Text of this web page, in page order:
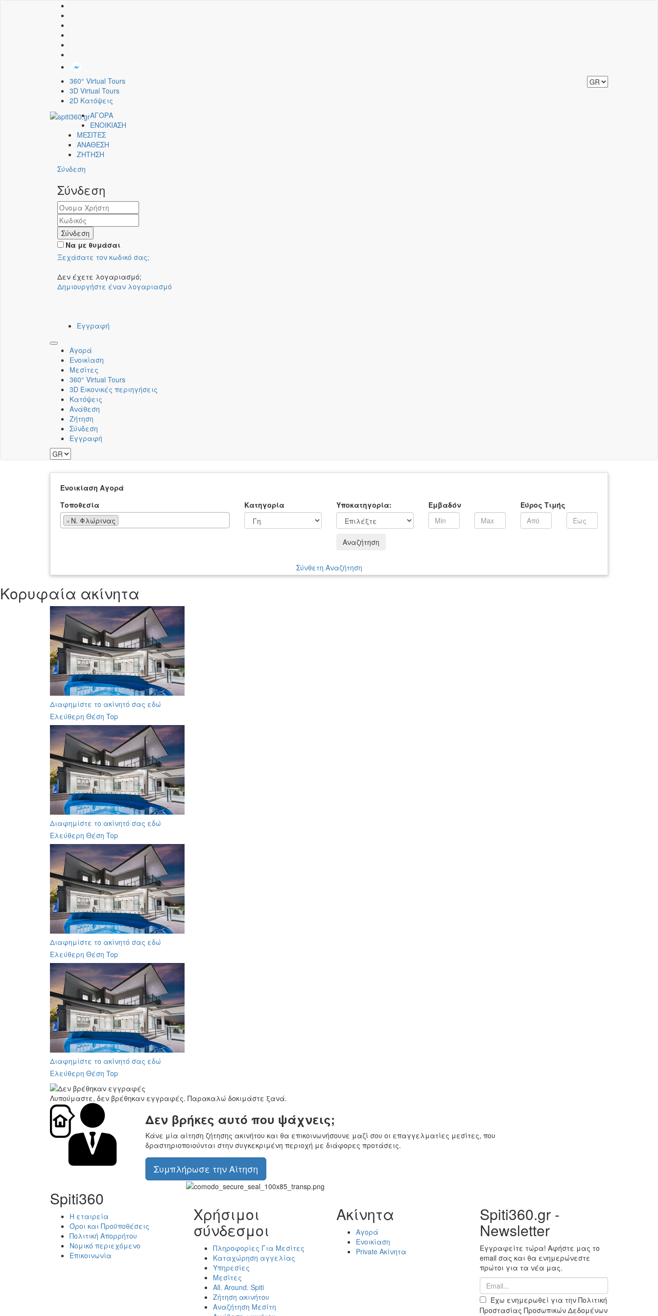
360° Virtual Tours
3D Virtual Tours
2D Κατόψεις
ΑΓΟΡΑ
ΕΝΟΙΚΙΑΣΗ
ΜΕΣΙΤΕΣ
ΑΝΑΘΕΣΗ
ΖΗΤΗΣΗ
Σύνδεση
Σύνδεση
Σύνδεση
Να με θυμάσαι
Ξεχάσατε τον κωδικό σας;
Δεν έχετε λογαριασμό;
Δημιουργήστε έναν λογαριασμό
Εγγραφή
Toggle
navigation
Αγορά
Ενοικίαση
Μεσίτες
360° Virtual Tours
3D Εικονικές περιηγήσεις
Κατόψεις
Ανάθεση
Ζήτηση
Σύνδεση
Εγγραφή
Ενοικίαση Αγορά
Τοποθεσία
× Ν. Φλώρινας
Κατηγορία Υποκατηγορία: Εμβαδόν Εύρος Τιμής
Αναζήτηση
Σύνθετη Αναζήτηση
Κορυφαία ακίνητα
Διαφημίστε το ακίνητό σας εδώ
Ελεύθερη Θέση Top
Διαφημίστε το ακίνητό σας εδώ
Ελεύθερη Θέση Top
Διαφημίστε το ακίνητό σας εδώ
Ελεύθερη Θέση Top
Διαφημίστε το ακίνητό σας εδώ
Ελεύθερη Θέση Top
Λυπούμαστε, δεν βρέθηκαν εγγραφές. Παρακαλώ δοκιμάστε ξανά.
Δεν βρήκες αυτό που ψάχνεις;
Κάνε μία αίτηση ζήτησης ακινήτου και θα επικοινωνήσουνε μαζί σου οι επαγγελματίες μεσίτες, που
δραστηριοποιούνται στην συγκεκριμένη περιοχή με διάφορες προτάσεις.
Συμπλήρωσε την Αίτηση
Spiti360
Η εταιρεία
Όροι και Προϋποθέσεις
Πολιτική Απορρήτου
Νομικό περιεχόμενο
Επικοινωνία
Χρήσιμοι
σύνδεσμοι
Πληροφορίες Για Μεσίτες
Καταχώρηση αγγελίας
Υπηρεσίες
Μεσίτες
All. Around. Spiti
Ζήτηση ακινήτου
Αναζήτηση Μεσίτη
Ακίνητα
Αγορά
Ενοικίαση
Private Ακίνητα
Spiti360.gr -
Newsletter
Εγγραφείτε τώρα! Αφήστε μας το
email σας και θα ενημερώνεστε
πρώτοι για τα νέα μας.
Έχω ενημερωθεί για την Πολιτική
Προστασίας Προσωπικών Δεδομένων